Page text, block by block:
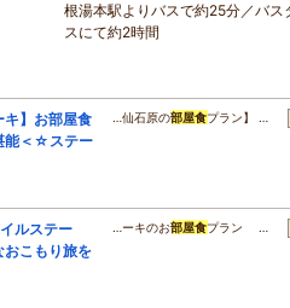
根湯本駅よりバスで約25分／バス
スにて約2時間
キ】お部屋食
能＜☆ステー
…仙石原の部屋食プラン】 …
ルステー
おこもり旅を
…ーキのお部屋食プラン …